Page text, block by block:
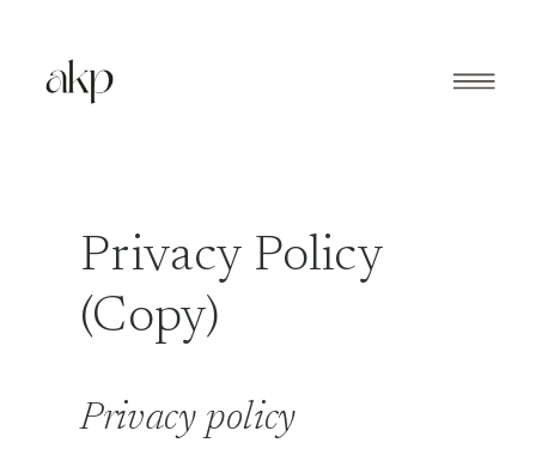
Privacy Policy
(Copy)
Privacy policy